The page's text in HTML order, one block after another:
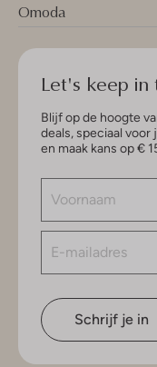
Omoda
Let's keep in
Blijf op de hoogte
deals, speciaal
en maak kans op €
Schrijf je in